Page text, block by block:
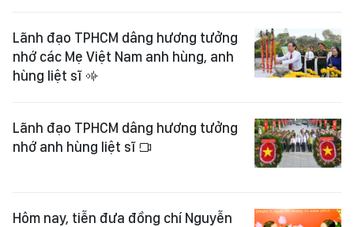
Lãnh đạo TPHCM dâng hương tưởng
nhớ các Mẹ Việt Nam anh hùng, anh
hùng liệt sĩ
Lãnh đạo TPHCM dâng hương tưởng
nhớ anh hùng liệt sĩ
Hôm nay, tiễn đưa đồng chí Nguyễn